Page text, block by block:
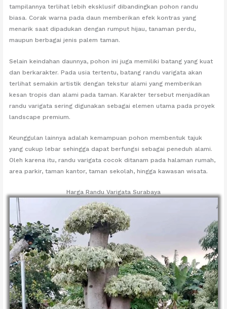
tampilannya terlihat lebih eksklusif dibandingkan pohon randu
biasa. Corak warna pada daun memberikan efek kontras yang
menarik saat dipadukan dengan rumput hijau, tanaman perdu,
maupun berbagai jenis palem taman.
Selain keindahan daunnya, pohon ini juga memiliki batang yang kuat
dan berkarakter. Pada usia tertentu, batang randu varigata akan
terlihat semakin artistik dengan tekstur alami yang memberikan
kesan tropis dan alami pada taman. Karakter tersebut menjadikan
randu varigata sering digunakan sebagai elemen utama pada proyek
landscape premium.
Keunggulan lainnya adalah kemampuan pohon membentuk tajuk
yang cukup lebar sehingga dapat berfungsi sebagai peneduh alami.
Oleh karena itu, randu varigata cocok ditanam pada halaman rumah,
area parkir, taman kantor, taman sekolah, hingga kawasan wisata.
Harga Randu Varigata Surabaya